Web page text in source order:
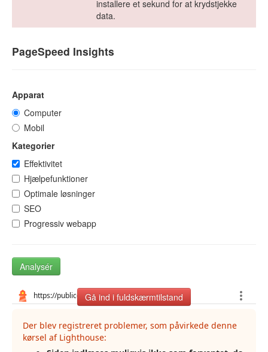
installere et sekund for at krydstjekke
data.
PageSpeed Insights
Apparat
Computer
Mobil
Kategorier
Effektivitet
Hjælpefunktioner
Optimale løsninger
SEO
Progressiv webapp
Analysér
Gå ind i fuldskærmtilstand